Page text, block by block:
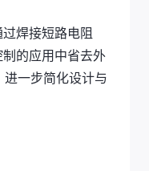
过焊接短路电阻
的应用中省去外
一步简化设计与